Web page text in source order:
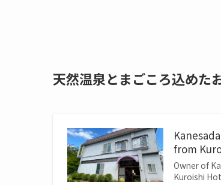
天然温泉とまごころ込めた
from
Owner of
Kuroishi